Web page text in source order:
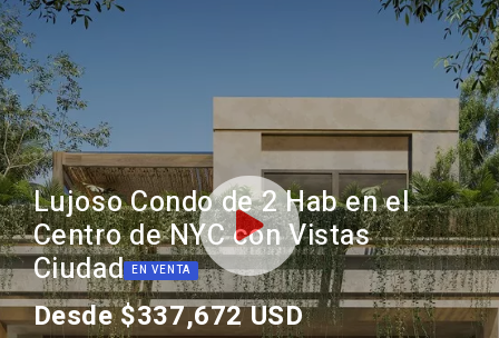
Lujoso Condo de 2 Hab en el
Centro de NYC con Vistas
Ciudad EN VENTA
Desde $337,672 USD